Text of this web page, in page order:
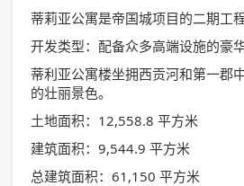
蒂莉亚公寓是帝国城项目的二期工程
开发类型：配备众多高端设施的豪华
蒂利亚公寓楼坐拥西贡河和第一郡
的壮丽景色。
土地面积：12,558.8 平方米
建筑面积：9,544.9 平方米
总建筑面积：61,150 平方米